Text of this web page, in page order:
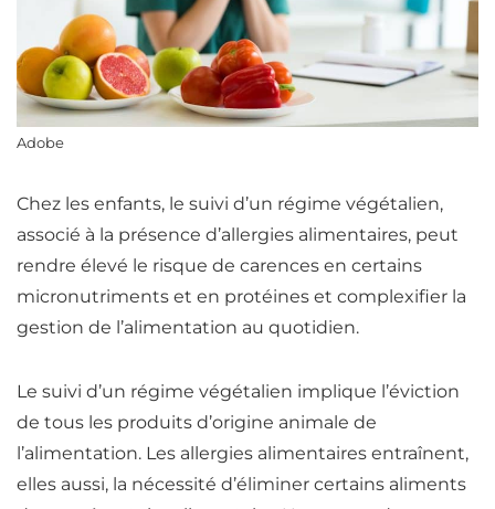
Adobe
Chez les enfants, le suivi d’un régime végétalien,
associé à la présence d’allergies alimentaires, peut
rendre élevé le risque de carences en certains
micronutriments et en protéines et complexifier la
gestion de l’alimentation au quotidien.
Le suivi d’un régime végétalien implique l’éviction
de tous les produits d’origine animale de
l’alimentation. Les allergies alimentaires entraînent,
elles aussi, la nécessité d’éliminer certains aliments